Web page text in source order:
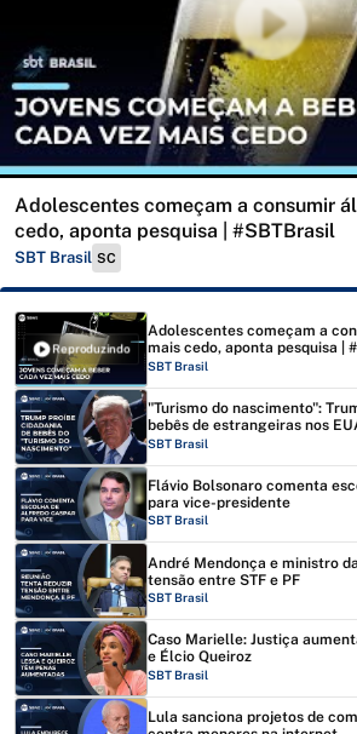
Adolescentes começam a consumir
cedo, aponta pesquisa | #SBTBrasil
SBT Brasil SC
Reproduzindo
Adolescentes começam a
mais cedo, aponta pesquisa |
SBT Brasil
"Turismo do nascimento":
bebês de estrangeiras nos
SBT Brasil
Flávio Bolsonaro comenta
para vice-presidente
SBT Brasil
André Mendonça e ministro
tensão entre STF e PF
SBT Brasil
Caso Marielle: Justiça
e Élcio Queiroz
SBT Brasil
Lula sanciona projetos de